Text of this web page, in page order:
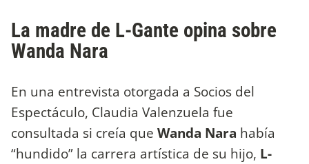
La madre de L-Gante opina sobre
Wanda Nara
En una entrevista otorgada a Socios del
Espectáculo, Claudia Valenzuela fue
consultada si creía que Wanda Nara había
“hundido” la carrera artística de su hijo, L-